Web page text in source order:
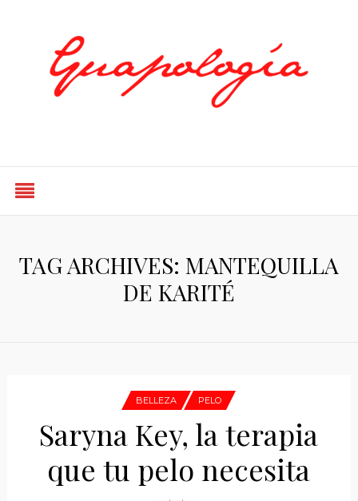
TAG ARCHIVES: MANTEQUILLA
DE KARITÉ
BELLEZA PELO
Saryna Key, la terapia
que tu pelo necesita